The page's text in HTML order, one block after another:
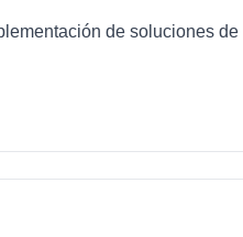
de soluciones de